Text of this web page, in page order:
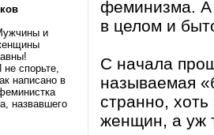
и
не спорьте,
написано в
назвавшего
феминизма. А
в целом и
С начала
называемая
странно,
женщин, а уж